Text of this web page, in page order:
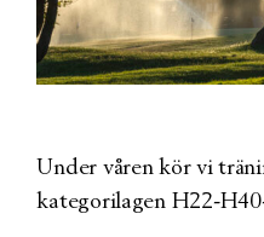
Under våren kör vi
kategorilagen H22-